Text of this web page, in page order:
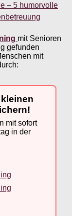
– 5 humorvolle
mit Senioren
gefunden
mit
mit sofort
in der